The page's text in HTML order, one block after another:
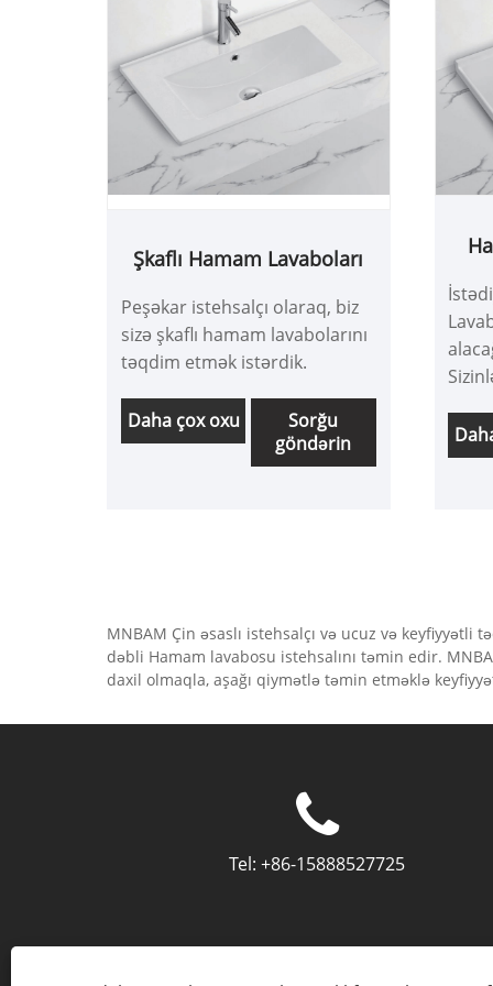
buna görə də veb saytımızı
toplamanızı tövsiyə edirik və
biz sizə müntəzəm olaraq ən
son xəbərləri göstərəcəyik.
Şkaflı Hamam Lavaboları
Peşəkar istehsalçı olaraq, biz
sizə şkaflı hamam lavabolarını
təqdim etmək istərdik.
Daha çox oxu
Sorğu
göndərin
çox
MNBAM Çin əsaslı istehsalçı və ucuz və
dəbli Hamam lavabosu istehsalını təmin edir.
daxil olmaqla, aşağı qiymətlə təmin etməklə
Tel: +86-15888527725